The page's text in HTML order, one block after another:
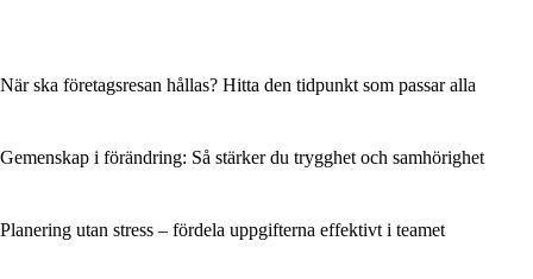
När ska företagsresan hållas? Hitta den tidpunkt som passar alla
Gemenskap i förändring: Så stärker du trygghet och samhörighet
Planering utan stress – fördela uppgifterna effektivt i teamet